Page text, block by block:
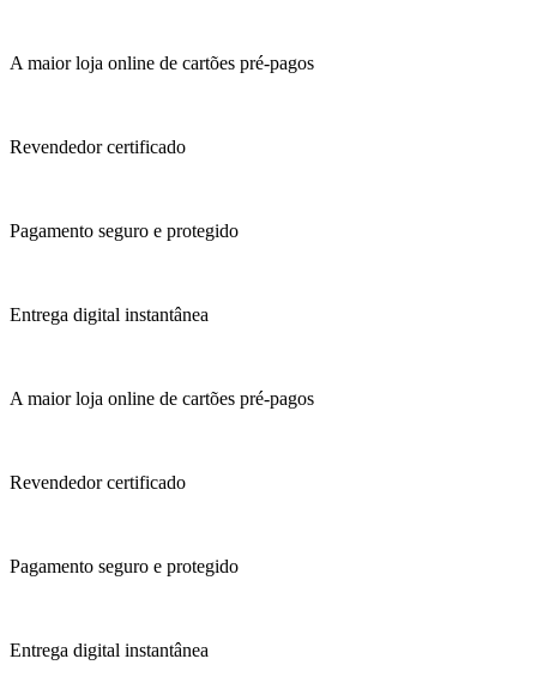
A maior loja online de cartões pré-pagos
Revendedor certificado
Pagamento seguro e protegido
Entrega digital instantânea
A maior loja online de cartões pré-pagos
Revendedor certificado
Pagamento seguro e protegido
Entrega digital instantânea